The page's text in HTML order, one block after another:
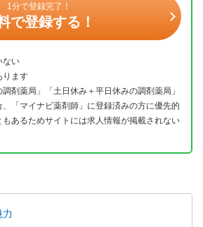
1分で登録完了！
で登録する！
ない
ります
調剤薬局」「土日休み＋平日休みの調剤薬局」
「マイナビ薬剤師」に登録済みの方に優先的
あるためサイトには求人情報が掲載されない